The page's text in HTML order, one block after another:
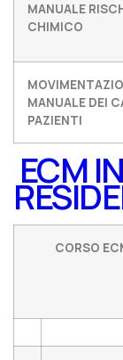
MANUALE
CHIMICO
MANUALE DEI
PAZIENTI
ECM
CORSO